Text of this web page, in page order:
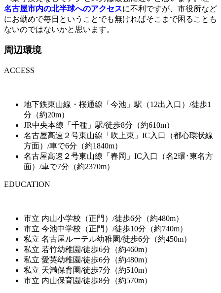
名古屋市内の北半球へのアクセスに不利ですが、市役所など
にお勤めで毎日ということでも無ければそこまで困ることも
ないのではないかと思います。
周辺環境
ACCESS
地下鉄東山線・桜通線「今池」駅（12出入口）/徒歩1
分（約20m）
JR中央本線「千種」駅/徒歩8分（約610m）
名古屋高速２号東山線「吹上東」IC入口（都心環状線
方面）/車で6分（約1840m）
名古屋高速２号東山線「春岡」IC入口（名2環･東名方
面）/車で7分（約2370m）
EDUCATION
市立 内山小学校（正門）/徒歩6分（約480m）
市立 今池中学校（正門）/徒歩10分（約740m）
私立 名古屋ルーテル幼稚園/徒歩6分（約450m）
私立 若竹幼稚園/徒歩6分（約460m）
私立 愛英幼稚園/徒歩6分（約480m）
私立 天満保育園/徒歩7分（約510m）
市立 内山保育園/徒歩8分（約570m）